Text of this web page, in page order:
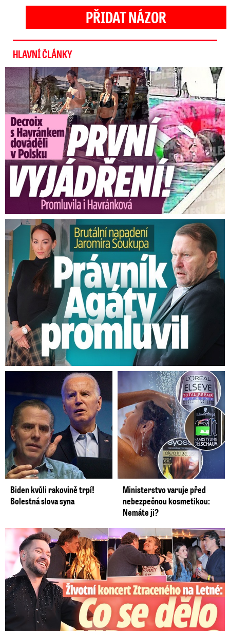
PŘIDAT NÁZOR
HLAVNÍ ČLÁNKY
Exministryně s Havránkem dováděli v Polsku: První slova!
Brutální napadení Soukupa. Právník Agáty promluvil
Biden kvůli rakovině trpí!
Bolestná slova syna
Ministerstvo varuje před
nebezpečnou kosmetikou:
Nemáte ji?
Koncert Ztraceného na Letné: Jágr přišel s Dominikou, ale...